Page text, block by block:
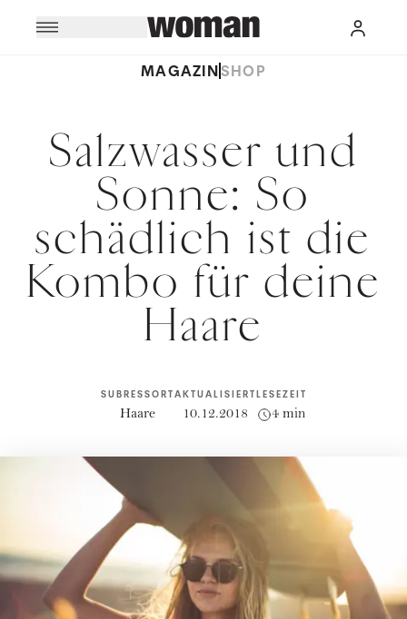
MAGAZINSHOP
Salzwasser und
Sonne: So
schädlich ist die
Kombo für deine
Haare
SUBRESSORT
Haare
AKTUALISIERT
10.12.2018
LESEZEIT
4 min